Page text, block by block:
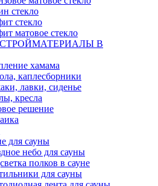
стекло
стекло
матовое стекло
В
хамама
каплесборники
лавки, сиденье
кресла
решение
для сауны
небо для сауны
полков в сауне
для сауны